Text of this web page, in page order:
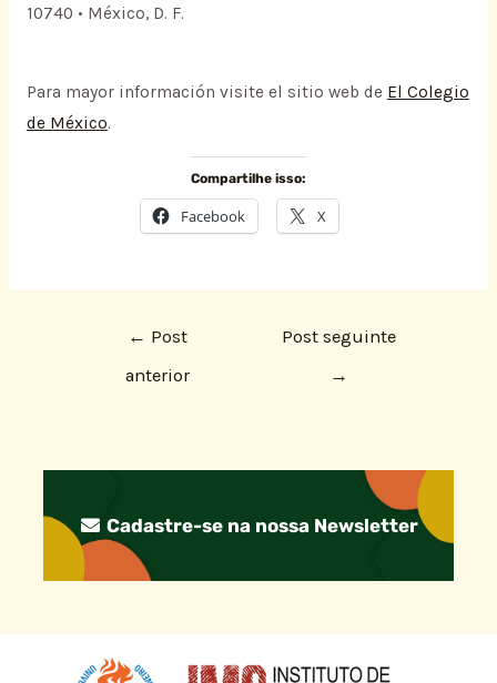
10740 • México, D. F.
Para mayor información visite el sitio web de El Colegio
de México.
Compartilhe isso:
Facebook X
← Post
anterior
Post seguinte
→
Cadastre-se na nossa Newsletter